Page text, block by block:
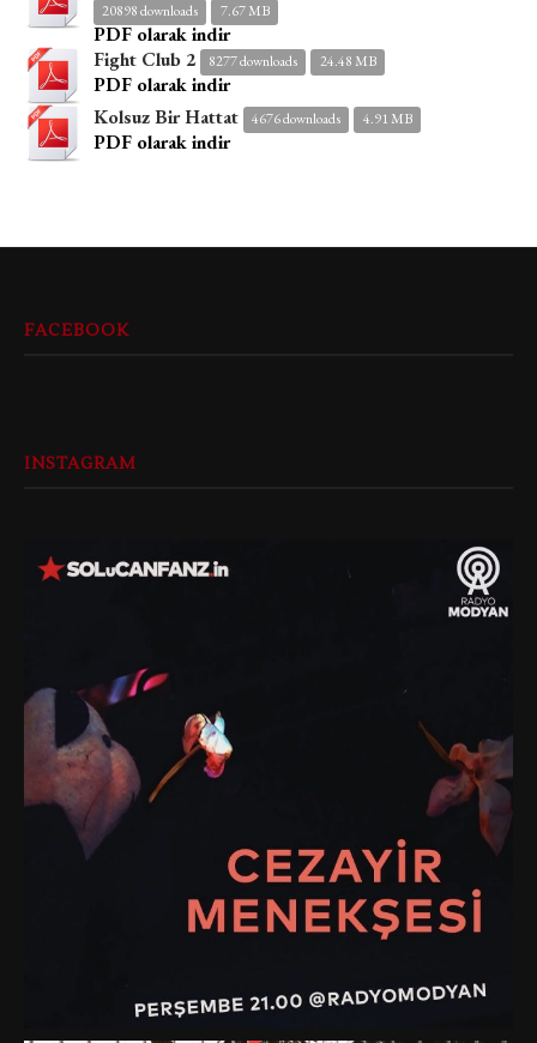
20898 downloads 7.67 MB
PDF olarak indir
Fight Club 2
8277 downloads 24.48 MB
PDF olarak indir
Kolsuz Bir Hattat
4676 downloads 4.91 MB
PDF olarak indir
FACEBOOK
INSTAGRAM